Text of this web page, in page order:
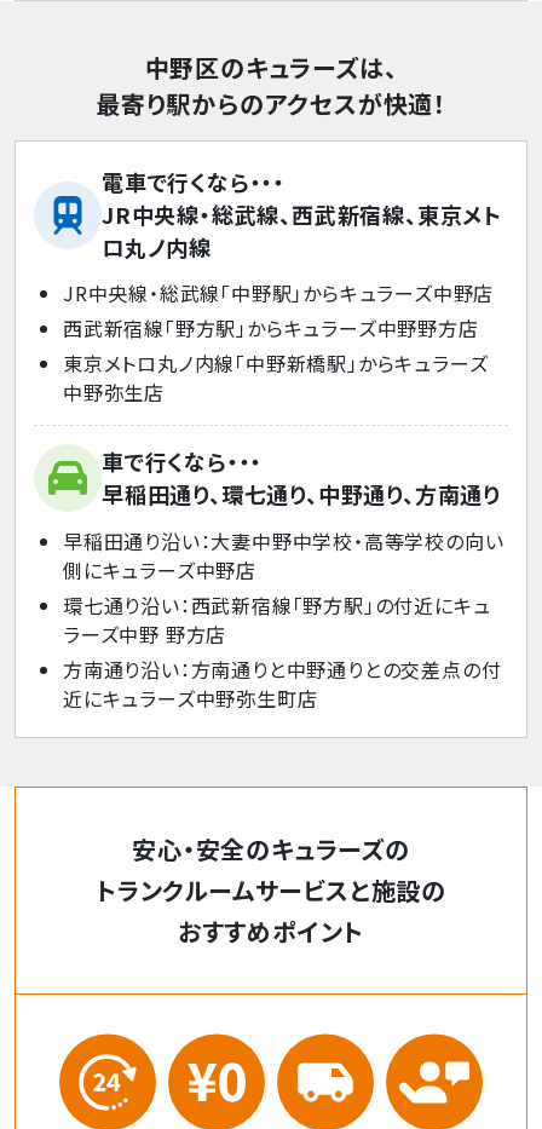
中野区のキュラーズは、
最寄り駅からのアクセスが快適！
電車で行くなら・・・
JR中央線・総武線、西武新宿線、東京メト
ロ丸ノ内線
JR中央線・総武線「中野駅」からキュラーズ中野店
西武新宿線「野方駅」からキュラーズ中野野方店
東京メトロ丸ノ内線「中野新橋駅」からキュラーズ
中野弥生店
車で行くなら・・・
早稲田通り、環七通り、中野通り、方南通り
早稲田通り沿い：大妻中野中学校・高等学校の向い
側にキュラーズ中野店
環七通り沿い：西武新宿線「野方駅」の付近にキュ
ラーズ中野 野方店
方南通り沿い：方南通りと中野通りとの交差点の付
近にキュラーズ中野弥生町店
安心・安全のキュラーズの
トランクルームサービスと施設の
おすすめポイント